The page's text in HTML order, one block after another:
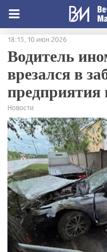
18:15, 10 июн 2026
Водитель
врезался в
предприятия
Новости